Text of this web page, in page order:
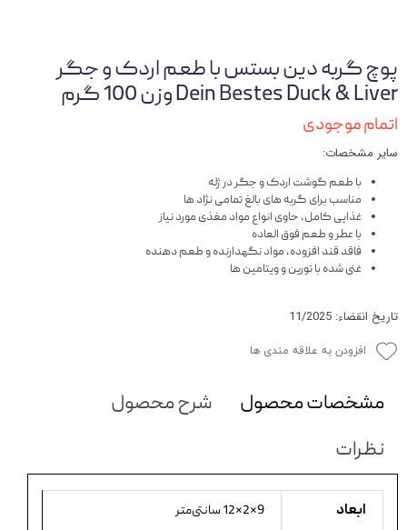
پوچ گربه دین بستس با طعم اردک و جگر
Dein Bestes Duck & Liver وزن 100 گرم
اتمام موجودی
سایر مشخصات:
با طعم گوشت اردک و جگر در ژله
مناسب برای گربه های بالغ تمامی نژاد ها
غذایی کامل، حاوی انواع مواد مغذی مورد نیاز
با عطر و طعم فوق العاده
فاقد قند افزوده، مواد نگهدارنده و طعم دهنده
غنی شده با تورین و ویتامین ها
تاریخ انقضاء: 11/2025
افزودن به علاقه مندی ها
مشخصات محصول
شرح محصول
نظرات
ابعاد 9×2×12 سانتی‌متر